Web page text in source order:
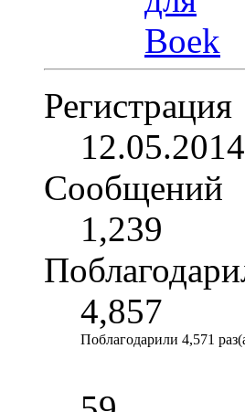
Регистрация
12.05.2014
Сообщений
1,239
4,857
Поблагодарили 4,571